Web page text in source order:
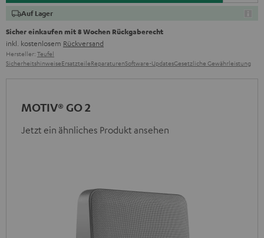
Auf Lager
Sicher einkaufen mit 8 Wochen Rückgaberecht
inkl. kostenlosem Rückversand
Hersteller: Teufel
SicherheitshinweiseErsatzteileReparaturenSoftware-UpdatesGesetzliche Gewährleistung
MOTIV® GO 2
Jetzt ein ähnliches Produkt ansehen